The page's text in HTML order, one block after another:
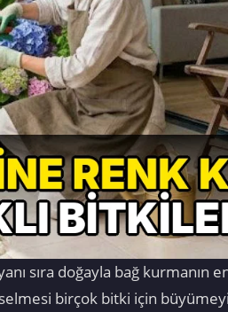
sıra doğayla bağ kurmanın
birçok bitki için